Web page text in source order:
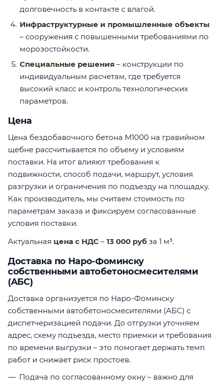
долговечность в контакте с влагой.
Инфраструктурные и промышленные объекты
– сооружения с повышенными требованиями по
морозостойкости.
Специальные решения – конструкции по
индивидуальным расчетам, где требуется
высокий класс и контроль технологических
параметров.
Цена
Цена бездобавочного бетона М1000 на гравийном
щебне рассчитывается по объему и условиям
поставки. На итог влияют требования к
подвижности, способ подачи, маршрут, условия
разгрузки и ограничения по подъезду на площадку.
Как производитель, мы считаем стоимость по
параметрам заказа и фиксируем согласованные
условия поставки.
Актуальная цена с НДС – 13 000 руб за 1 м³.
Доставка по Наро-Фоминску
собственными автобетоносмесителями
(АБС)
Доставка организуется по Наро-Фоминску
собственными автобетоносмесителями (АБС) с
диспетчеризацией подачи. До отгрузки уточняем
адрес, схему подъезда, место приемки и требования
по времени выгрузки – это помогает держать темп
работ и снижает риск простоев.
Подача по согласованному окну – важно для